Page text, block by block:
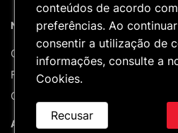
NICARCEL
Quem Somos
Formações
Contactos
APOIO AO CLIENTE
conteúdos de acordo
preferências. Ao
consentir a utilização de
informações, consulte a
Cookies.
Recusar